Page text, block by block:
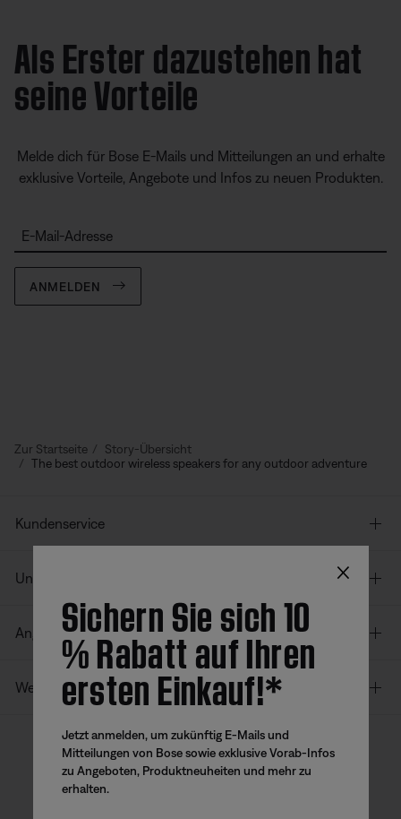
Als Erster dazustehen hat
seine Vorteile
Melde dich für Bose E-Mails und Mitteilungen an und erhalte
exklusive Vorteile, Angebote und Infos zu neuen Produkten.
E-Mail-Adresse
ANMELDEN
Zur Startseite
Story-Übersicht
The best outdoor wireless speakers for any outdoor adventure
Kundenservice
Unser Unternehmen
Angebote
Weitere Links
Bose App
Bose Connect
Bose QCE
×
Sichern Sie sich 10
% Rabatt auf Ihren
ersten Einkauf!*
Jetzt anmelden, um zukünftig E-Mails und
Mitteilungen von Bose sowie exklusive Vorab-Infos
zu Angeboten, Produktneuheiten und mehr zu
erhalten.